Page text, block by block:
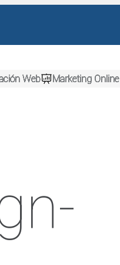
Web Marketing Online